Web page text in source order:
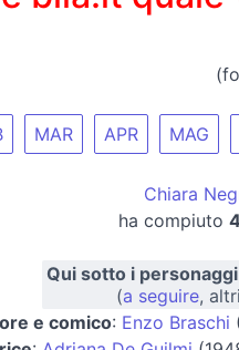
MAR APR MAG
Chiara
ha compiuto
Qui sotto i
(a seguire,
e comico: Enzo Braschi